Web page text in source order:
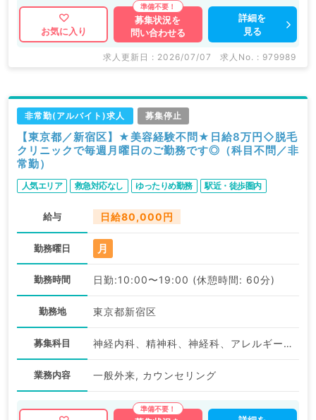
お気に入り
募集状況を
問い合わせる
詳細を
見る
求人更新日 : 2026/07/07 求人No. : 979989
非常勤(アルバイト)求人 募集停止
【東京都／新宿区】★美容経験不問★日給8万円◇脱毛
クリニックで毎週月曜日のご勤務です◎（科目不問／非
常勤）
人気エリア 救急対応なし ゆったりめ勤務 駅近・徒歩圏内
給与 日給80,000円
勤務曜日 月
勤務時間 日勤:10:00〜19:00 (休憩時間: 60分)
勤務地 東京都新宿区
募集科目 神経内科、精神科、神経科、アレルギー科、リウマチ科、小児科、整形外科、形成外科、美容外科、脳神経外科、呼吸器外科、心臓血管外科、小児外科、皮膚科、泌尿器科、産婦人科、産科、婦人科、眼科、耳鼻咽喉科、気管食道科、放射線科、リハビリテーション科、麻酔科、ペインクリニック、人工透析科、緩和ケア科、一般内科、循環器内科、呼吸器内科、消化器内科、内分泌・代謝内科、腎臓内科、老年内科、血液内科、外科系全般、一般外科、消化器外科、乳腺外科、総合診療科、美容皮膚科、健診・人間ドック、救急科・ＩＣＵ、病理科、基礎医学系、膠原病科、スポーツ整形外科、大腸・肛門外科、その他、産業医
業務内容 一般外来, カウンセリング